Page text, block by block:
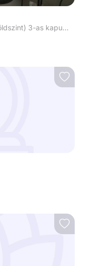
Budapest 1136 Pannónia utca 6. 1/B (földszint) 3-as kapucsengő